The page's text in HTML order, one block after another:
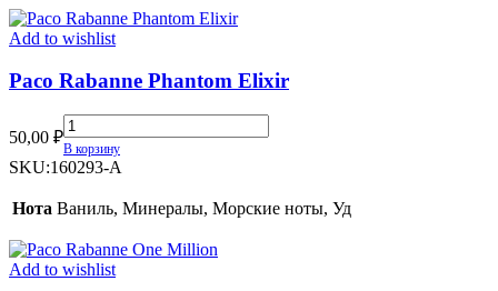
Add to wishlist
Paco Rabanne Phantom Elixir
50,00 ₽
Paco
Rabanne
Phantom
quantity
В корзину
SKU:160293-A
Нота Ваниль, Минералы, Морские ноты, Уд
Add to wishlist